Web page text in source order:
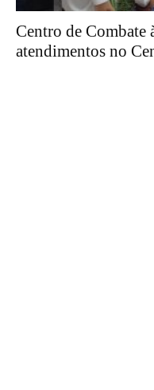
Centro de Combate
atendimentos no